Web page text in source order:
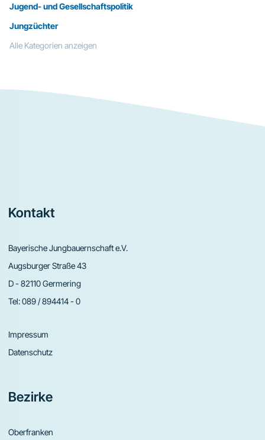
Jugend- und Gesellschaftspolitik
Jungzüchter
Alle Kategorien anzeigen
Footer
Kontakt
Bayerische Jungbauernschaft e.V.
Augsburger Straße 43
D - 82110 Germering
Tel:089 / 894414 - 0
Impressum
Datenschutz
Bezirke
Oberfranken